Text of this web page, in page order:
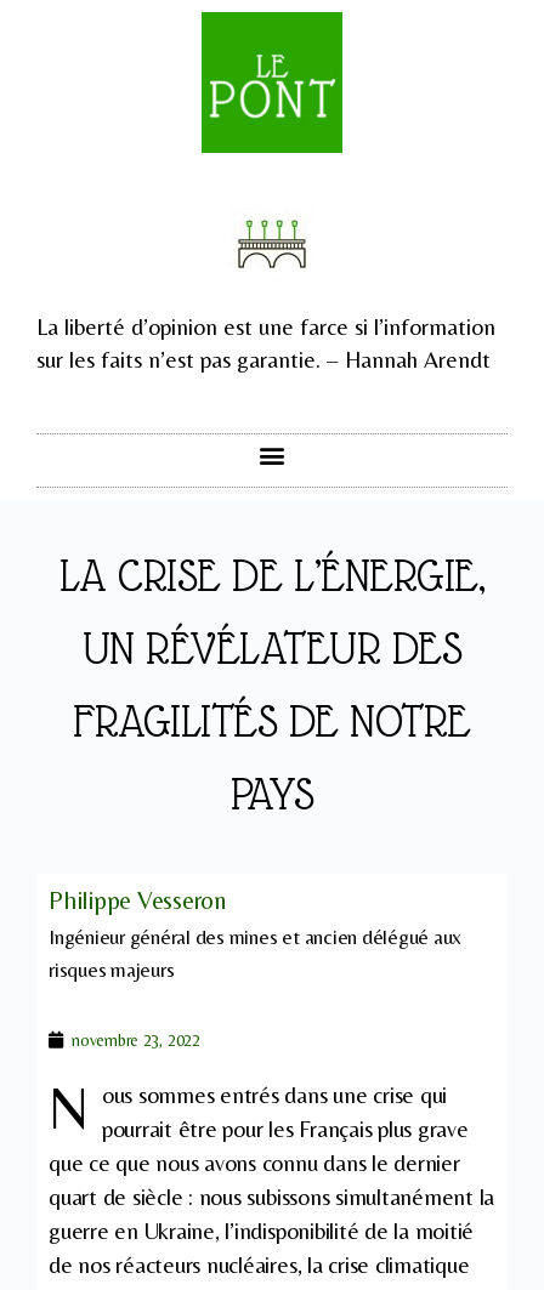
La liberté d’opinion est une farce si l’information
sur les faits n’est pas garantie. – Hannah Arendt
LA CRISE DE L’ÉNERGIE,
UN RÉVÉLATEUR DES
FRAGILITÉS DE NOTRE
PAYS
Philippe Vesseron
Ingénieur général des mines et ancien délégué aux
risques majeurs
novembre 23, 2022
N
ous sommes entrés dans une crise qui
pourrait être pour les Français plus grave
que ce que nous avons connu dans le dernier
quart de siècle : nous subissons simultanément la
guerre en Ukraine, l’indisponibilité de la moitié
de nos réacteurs nucléaires, la crise climatique